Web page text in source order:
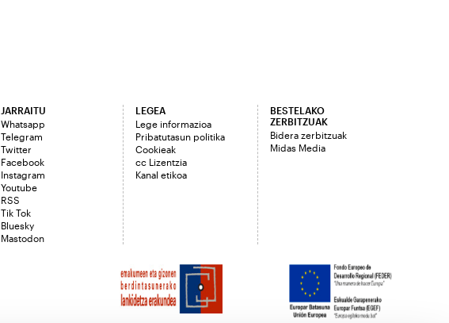
JARRAITU
Whatsapp
Telegram
Twitter
Facebook
Instagram
Youtube
RSS
Tik Tok
Bluesky
Mastodon
LEGEA
Lege informazioa
Pribatutasun politika
Cookieak
cc Lizentzia
Kanal etikoa
BESTELAKO
ZERBITZUAK
Bidera zerbitzuak
Midas Media